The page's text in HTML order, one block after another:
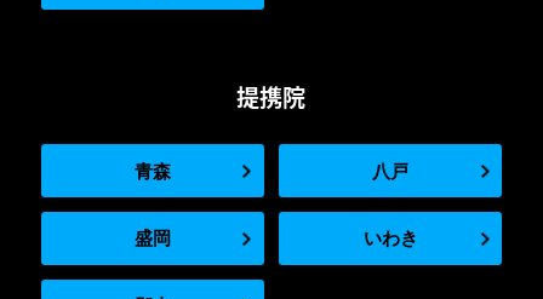
提携院
青森 八戸
盛岡 いわき